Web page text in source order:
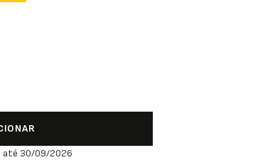
até 30/09/2026